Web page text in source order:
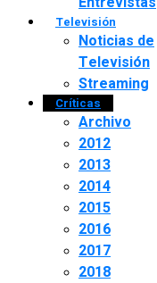
Televisión
Noticias de
Televisión
Streaming
Críticas
Archivo
2012
2013
2014
2015
2016
2017
2018